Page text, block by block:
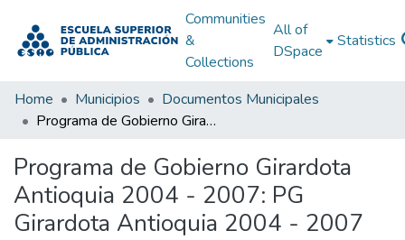
Communities
&
Collections
All of
DSpace
Statistics
Home Municipios
Documentos Municipales
Programa de Gobierno Girardota Antioquia 2004 - 2007: PG Girardota Antioquia 2004 - 2007
Programa de Gobierno Girardota
Antioquia 2004 - 2007: PG
Girardota Antioquia 2004 - 2007